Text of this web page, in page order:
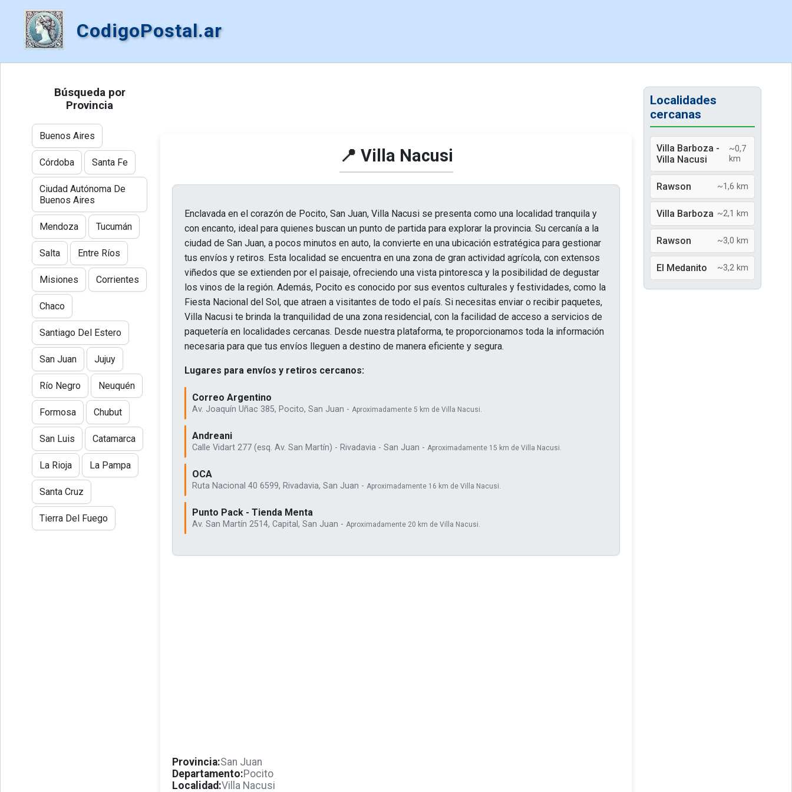
CodigoPostal.ar
📍 Villa Nacusi
Enclavada en el corazón de Pocito, San Juan, Villa Nacusi se presenta como una localidad tranquila y
con encanto, ideal para quienes buscan un punto de partida para explorar la provincia. Su cercanía a la
ciudad de San Juan, a pocos minutos en auto, la convierte en una ubicación estratégica para gestionar
tus envíos y retiros. Esta localidad se encuentra en una zona de gran actividad agrícola, con extensos
viñedos que se extienden por el paisaje, ofreciendo una vista pintoresca y la posibilidad de degustar
los vinos de la región. Además, Pocito es conocido por sus eventos culturales y festividades, como la
Fiesta Nacional del Sol, que atraen a visitantes de todo el país. Si necesitas enviar o recibir paquetes,
Villa Nacusi te brinda la tranquilidad de una zona residencial, con la facilidad de acceso a servicios de
paquetería en localidades cercanas. Desde nuestra plataforma, te proporcionamos toda la información
necesaria para que tus envíos lleguen a destino de manera eficiente y segura.
Lugares para envíos y retiros cercanos:
Correo Argentino
Av. Joaquín Uñac 385, Pocito, San Juan - Aproximadamente 5 km de Villa Nacusi.
Andreani
Calle Vidart 277 (esq. Av. San Martín) - Rivadavia - San Juan - Aproximadamente 15 km de Villa Nacusi.
OCA
Ruta Nacional 40 6599, Rivadavia, San Juan - Aproximadamente 16 km de Villa Nacusi.
Punto Pack - Tienda Menta
Av. San Martín 2514, Capital, San Juan - Aproximadamente 20 km de Villa Nacusi.
Provincia:San Juan
Departamento:Pocito
Localidad:Villa Nacusi
Búsqueda por
Provincia
Buenos Aires
Córdoba Santa Fe
Ciudad Autónoma De
Buenos Aires
Mendoza Tucumán
Salta Entre Ríos
Misiones Corrientes
Chaco
Santiago Del Estero
San Juan Jujuy
Río Negro Neuquén
Formosa Chubut
San Luis Catamarca
La Rioja La Pampa
Santa Cruz
Tierra Del Fuego
Localidades
cercanas
Villa Barboza -
Villa Nacusi
~0,7
km
Rawson ~1,6 km
Villa Barboza ~2,1 km
Rawson ~3,0 km
El Medanito ~3,2 km